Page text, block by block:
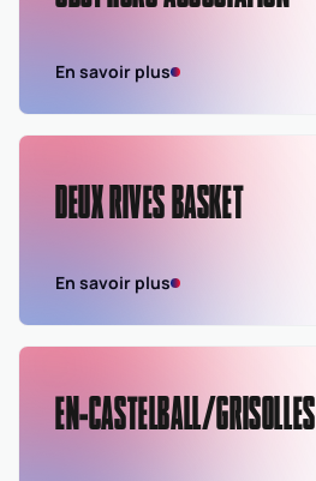
En savoir plus
DEUX RIVES BASKET
En savoir plus
EN-CASTELBALL/GRISOLLES